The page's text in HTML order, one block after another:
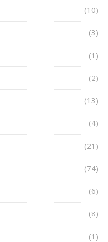
(10)
(3)
(1)
(2)
(13)
(4)
(21)
(74)
(6)
(8)
(1)